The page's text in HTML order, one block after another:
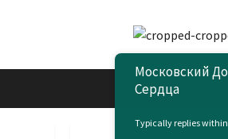
Московский
Сердца
Typically replies